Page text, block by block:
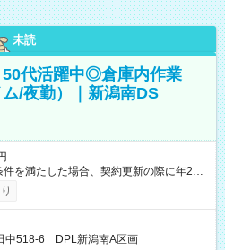
未読
代活躍中◎倉庫内作業
/夜勤）｜新潟南DS
を満たした場合、契約更新の際に年2回
り ※月末締/翌
手当、別途支給 ※深夜割増賃金 (22:00～
！ 【試用期間】試用期間
1週間 雇用形態、給与は本採用時と同じ
中518-6 DPL新潟南A区画